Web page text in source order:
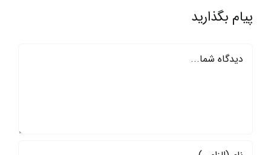
پیام بگذارید
دیدگاه